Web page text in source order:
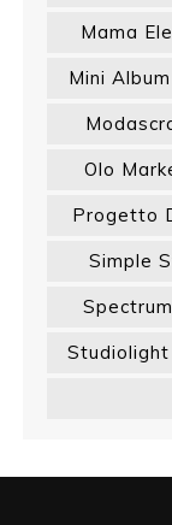
Mama
Mini Album
Olo
Progetto
Simple
Studiolight